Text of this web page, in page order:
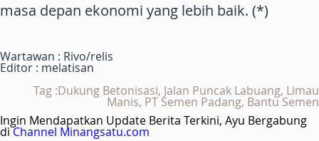
masa depan ekonomi yang lebih baik. (*)
Wartawan : Rivo/relis
Editor : melatisan
Tag :Dukung Betonisasi, Jalan Puncak Labuang, Limau
Manis, PT Semen Padang, Bantu Semen
Ingin Mendapatkan Update Berita Terkini, Ayu Bergabung
diChannel Minangsatu.com